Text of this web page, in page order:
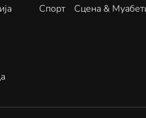
Спорт Сцена &